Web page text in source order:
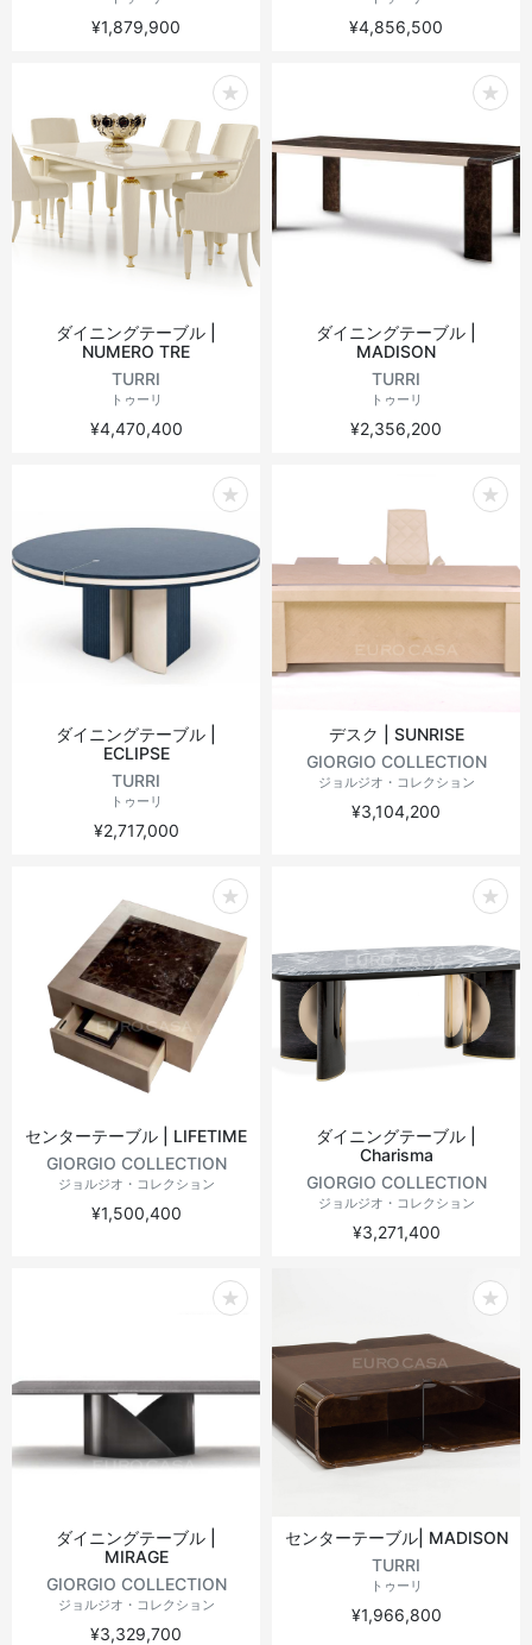
¥1,879,900 ¥4,856,500
ダイニングテーブル |
NUMERO TRE
TURRI
トゥーリ
¥4,470,400
ダイニングテーブル |
MADISON
TURRI
トゥーリ
¥2,356,200
ダイニングテーブル |
ECLIPSE
TURRI
トゥーリ
¥2,717,000
デスク | SUNRISE
GIORGIO COLLECTION
ジョルジオ・コレクション
¥3,104,200
センターテーブル | LIFETIME
GIORGIO COLLECTION
ジョルジオ・コレクション
¥1,500,400
ダイニングテーブル |
Charisma
GIORGIO COLLECTION
ジョルジオ・コレクション
¥3,271,400
ダイニングテーブル |
MIRAGE
GIORGIO COLLECTION
ジョルジオ・コレクション
¥3,329,700
センターテーブル| MADISON
TURRI
トゥーリ
¥1,966,800